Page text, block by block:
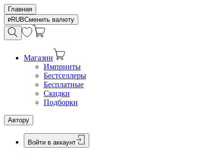
Главная
RUBСменить валюту
Магазин
Импринты
Бестселлеры
Бесплатные
Скидки
Подборки
Автору
Войти в аккаунт